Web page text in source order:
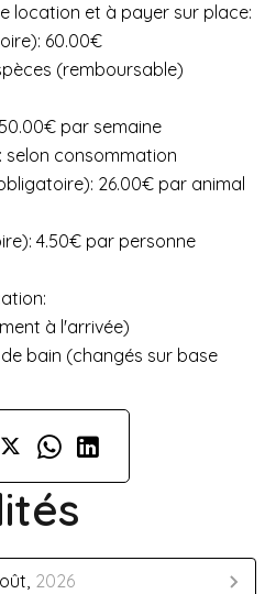
location et à payer sur place:
60.00€
(remboursable)
par semaine
consommation
26.00€ par animal
4.50€ par personne
à l'arrivée)
bain (changés sur base
2026